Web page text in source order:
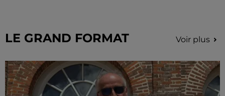
LE GRAND FORMAT Voir plus